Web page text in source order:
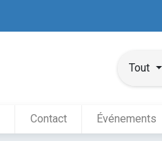
Tout
Contact Événements